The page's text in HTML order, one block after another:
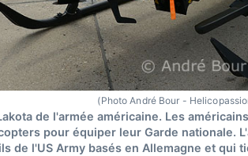
(Photo André Bour -
de l'armée américaine. Les
pour équiper leur Garde nationale.
de l'US Army basés en Allemagne et qui